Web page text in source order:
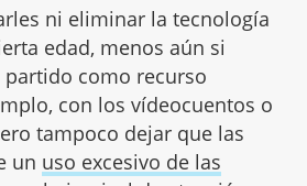
ni eliminar la tecnología
edad, menos aún si
partido como recurso
con los vídeocuentos o
tampoco dejar que las
un uso excesivo de las